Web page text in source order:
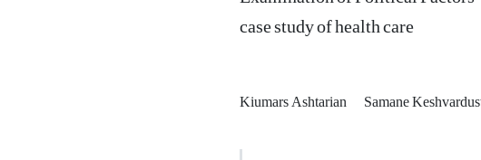
case study of health care
Kiumars Ashtarian Samane